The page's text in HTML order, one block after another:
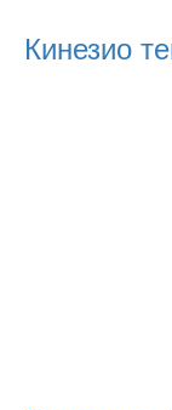
Кинезио